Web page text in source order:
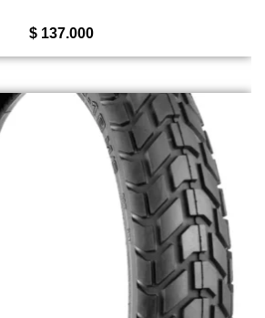
$137.000